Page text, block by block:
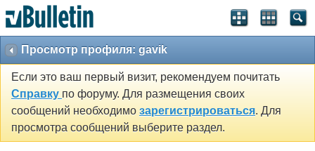
Просмотр профиля: gavik
Если это ваш первый визит, рекомендуем почитать
Справку по форуму. Для размещения своих
сообщений необходимо зарегистрироваться. Для
просмотра сообщений выберите раздел.